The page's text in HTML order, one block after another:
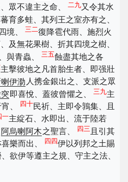
眾不違主之命、 二九又令其水
育多蛙、其列王之室亦有之、
境、 三二復降雹代雨、施烈火
及無花果樹、折其四境之樹、
與青蟲、 三五蝕盡其地之各
主擊彼地之凡首胎生者、即强壯
伊泐 人携金銀出之、支派之眾
即喜悅、蓋彼曾懼之、 三九主
、
四十民祈、主即令鶉集、且
一主綻石、水即出、流于陸若
阿烏喇阿木之聖言、 四三 且引其
樂而出、
四四伊以列邦之土賜
欲伊等遵主之規、守主之法、